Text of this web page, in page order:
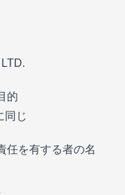
的
同じ
任を有する者の名